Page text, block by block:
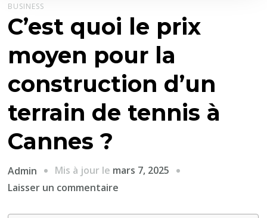
BUSINESS
C’est quoi le prix
moyen pour la
construction d’un
terrain de tennis à
Cannes ?
Admin Mis à jour le mars 7, 2025
Laisser un commentaire